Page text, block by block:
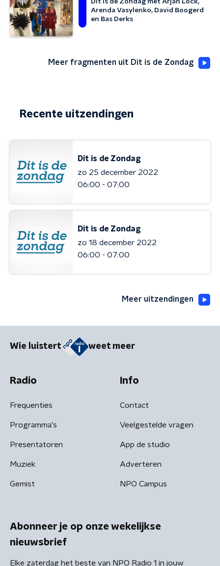
Dit is de Zondag met Arjan Lock,
Arenda Vasylenko, David Boogerd
en Bas Derks
Meer fragmenten uit Dit is de Zondag
Recente uitzendingen
Dit is de Zondag
zo 25 december 2022
06:00 - 07:00
Dit is de Zondag
zo 18 december 2022
06:00 - 07:00
Meer uitzendingen
Wie luistert weet meer
Radio
Frequenties
Programma's
Presentatoren
Muziek
Gemist
Info
Contact
Veelgestelde vragen
App de studio
Adverteren
NPO Campus
Abonneer je op onze wekelijkse
nieuwsbrief
Elke zaterdag het beste van NPO Radio 1 in jouw